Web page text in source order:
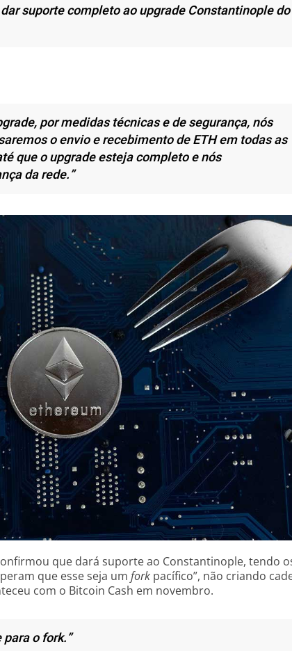
suporte completo ao upgrade Constantinople do
por medidas técnicas e de segurança, nós
o envio e recebimento de ETH em todas as
que o upgrade esteja completo e nós
da rede.”
que dará suporte ao Constantinople, tendo
que esse seja um fork pacífico”, não criando
com o Bitcoin Cash em novembro.
o fork.”